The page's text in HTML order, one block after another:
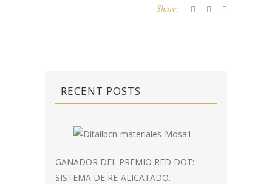
Share:
RECENT POSTS
GANADOR DEL PREMIO RED DOT:
SISTEMA DE RE-ALICATADO.